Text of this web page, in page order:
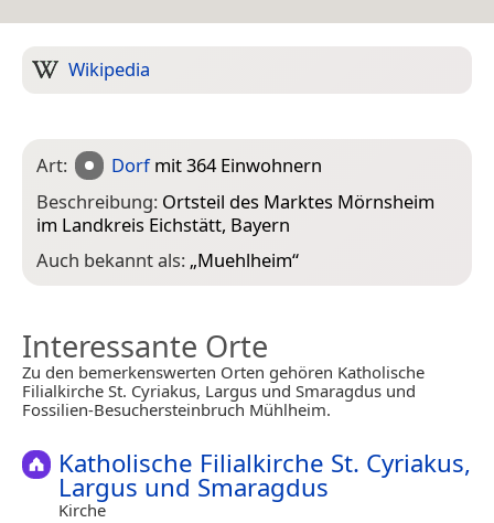
Wikipedia
Art: Dorfmit 364 Einwohnern
Beschreibung: Ortsteil des Marktes Mörnsheim
im Landkreis Eichstätt, Bayern
Auch bekannt als: „Muehlheim“
Interessante Orte
Zu den bemerkenswerten Orten gehören Katholische
Filialkirche St. Cyriakus, Largus und Smaragdus und
Fossilien-Besuchersteinbruch Mühlheim.
Katholische Filialkirche St. Cyriakus,
Largus und Smaragdus
Kirche